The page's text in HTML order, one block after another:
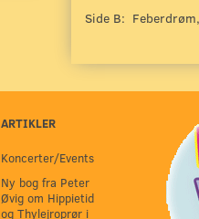
Side B:
ARTIKLER
Koncerter/Events
Ny bog fra Peter
Øvig om Hippietid
og Thylejroprør i